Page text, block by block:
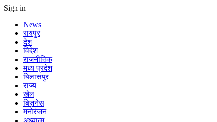
Sign in
News
रायपुर
देश
विदेश
राजनीतिक
मध्य प्रदेश
बिलासपुर
राज्य
खेल
बिज़नेस
मनोरंजन
अध्यात्म